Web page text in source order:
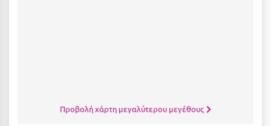
Προβολή χάρτη μεγαλύτερου μεγέθους